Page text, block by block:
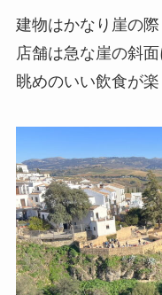
建物はかなり崖の
店舗は急な崖の斜
眺めのいい飲食が